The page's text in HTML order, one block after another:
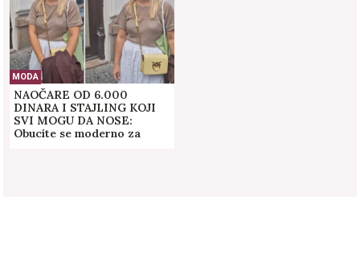
MODA
NAOČARE OD 6.000
DINARA I STAJLING KOJI
SVI MOGU DA NOSE:
Obucite se moderno za